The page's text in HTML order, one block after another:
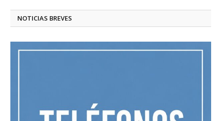
NOTICIAS BREVES